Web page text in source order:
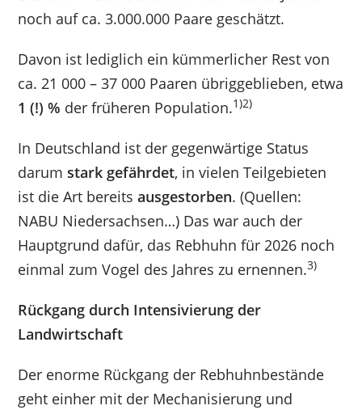
noch auf ca. 3.000.000 Paare geschätzt.
Davon ist lediglich ein kümmerlicher Rest von
ca. 21 000 – 37 000 Paaren übriggeblieben, etwa
1 (!) % der früheren Population.1)2)
In Deutschland ist der gegenwärtige Status
darumstark gefährdet, in vielen Teilgebieten
ist die Art bereits ausgestorben. (Quellen:
NABU Niedersachsen…) Das war auch der
Hauptgrund dafür, das Rebhuhn für 2026 noch
einmal zum Vogel des Jahres zu ernennen.3)
Rückgang durch Intensivierung der
Landwirtschaft
Der enorme Rückgang der Rebhuhnbestände
geht einher mit der Mechanisierung und